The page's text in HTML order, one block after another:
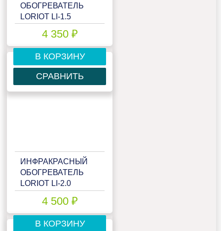
ОБОГРЕВАТЕЛЬ
LORIOT LI-1.5
4 350 ₽
В КОРЗИНУ
СРАВНИТЬ
ИНФРАКРАСНЫЙ
ОБОГРЕВАТЕЛЬ
LORIOT LI-2.0
4 500 ₽
В КОРЗИНУ